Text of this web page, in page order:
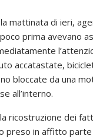
mattinata di ieri,
prima avevano
accatastate,
bloccate da una
all’interno.
ricostruzione dei
preso in affitto